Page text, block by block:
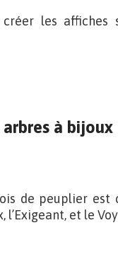
les affiches
arbres à bijoux
de peuplier est
l’Exigeant, et le